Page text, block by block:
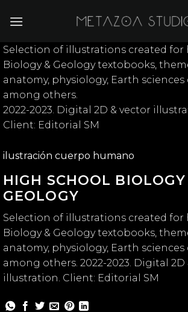
ilustración cuerpo humano
HIGH SCHOOL
GEOLOGY
Selection of illustrations created for
Biology & Geology textobooks,
anatomy, physiology, Earth
among others. 2022-2023. Digital 2D
illustration. Client: Editorial SM
Selection of illustrations created for
Biology & Geology textobooks,
anatomy, physiology, Earth
among others.
2022-2023. Digital 2D & vector
Client: Editorial SM